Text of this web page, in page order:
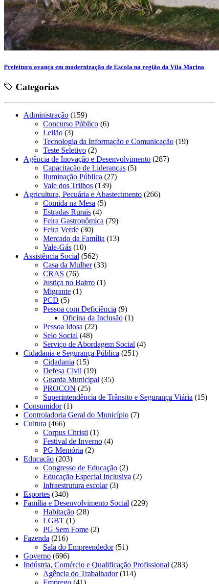
Prefeitura avança em modernização de Escola na região da Vila Marina
Categorias
Administração (159)
Concurso Público (6)
Leilão (3)
Tecnologia da Informação e Comunicação (19)
Teste Seletivo (2)
Agência de Inovação e Desenvolvimento (287)
Capacitação de Lideranças (5)
Iluminação Pública (27)
Vale dos Trilhos (139)
Agricultura, Pecuária e Abastecimento (266)
Comida na Mesa (5)
Estradas Rurais (4)
Feira Gastronômica (79)
Feira Verde (30)
Mercado da Família (13)
Vale-Gás (10)
Assistência Social (562)
Casa da Mulher(33)
CRAS (76)
Justiça no Bairro (1)
Migrante (1)
PCD (5)
Pessoa com Deficiência (9)
Oficina da Inclusão (1)
Pessoa Idosa (22)
Selo Social (48)
Serviço de Abordagem Social (4)
Cidadania e Segurança Pública (251)
Cidadania (15)
Defesa Civil (19)
Guarda Municipal (35)
PROCON (25)
Superintendência de Trânsito e Segurança Viária (15)
Consumidor(1)
Controladoria Geral do Município (7)
Cultura (466)
Corpus Christi (1)
Festival de Inverno (4)
PG Memória (2)
Educação (203)
Congresso de Educação (2)
Educação Especial Inclusiva (2)
Infraestrutura escolar(3)
Esportes (340)
Família e Desenvolvimento Social (229)
Habitação (28)
LGBT (1)
PG Sem Fome (2)
Fazenda (216)
Sala do Empreendedor(51)
Governo (696)
Indústria, Comércio e Qualificação Profissional (283)
Agência do Trabalhador(114)
Emprego (41)